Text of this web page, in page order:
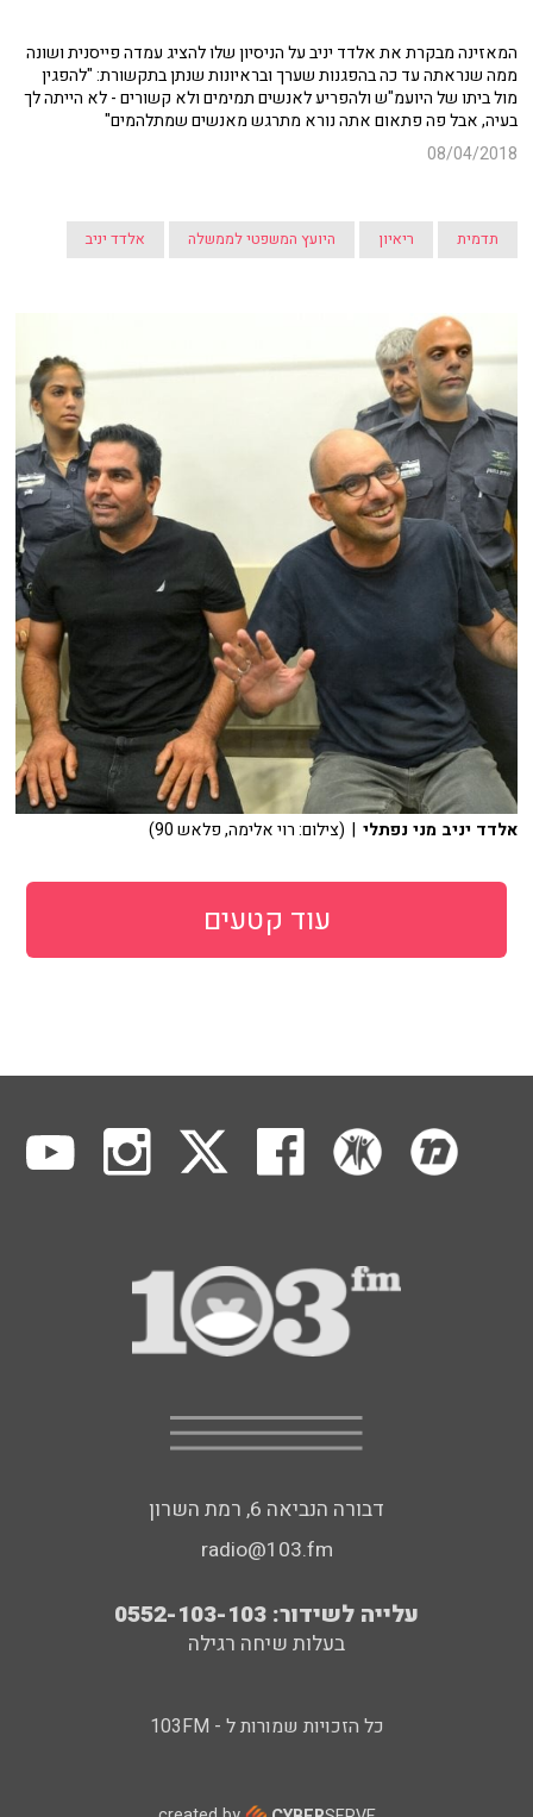
המאזינה מבקרת את אלדד יניב על הניסיון שלו להציג עמדה פייסנית ושונה
ממה שנראתה עד כה בהפגנות שערך ובראיונות שנתן בתקשורת: "להפגין
מול ביתו של היועמ"ש ולהפריע לאנשים תמימים ולא קשורים - לא הייתה לך
בעיה, אבל פה פתאום אתה נורא מתרגש מאנשים שמתלהמים"
08/04/2018
תדמית ריאיון היועץ המשפטי לממשלה אלדד יניב
אלדד יניב מני נפתלי | (צילום: רוי אלימה, פלאש 90)
עוד קטעים
דבורה הנביאה 6, רמת השרון
radio@103.fm
עלייה לשידור: 0552-103-103
בעלות שיחה רגילה
כל הזכויות שמורות ל - 103FM